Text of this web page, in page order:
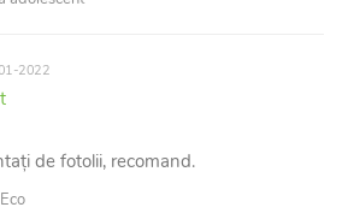
2022
de fotolii, recomand.